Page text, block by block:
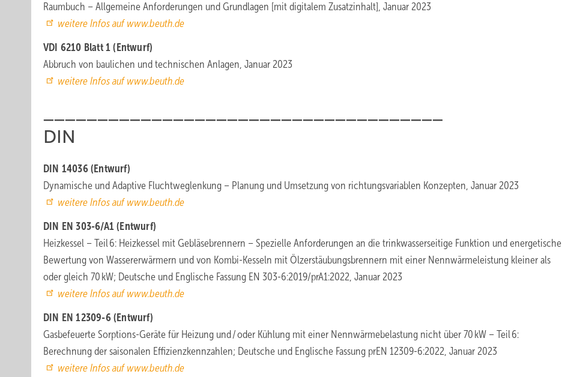
Raumbuch – Allgemeine Anforderungen und Grundlagen [mit digitalem Zusatzinhalt], Januar 2023
weitere Infos auf www.beuth.de
VDI 6210 Blatt 1 (Entwurf)
Abbruch von baulichen und technischen Anlagen, Januar 2023
weitere Infos auf www.beuth.de
DIN
DIN 14036 (Entwurf)
Dynamische und Adaptive Fluchtweglenkung – Planung und Umsetzung von richtungsvariablen Konzepten, Januar 2023
weitere Infos auf www.beuth.de
DIN EN 303-6/A1 (Entwurf)
Heizkessel – Teil 6: Heizkessel mit Gebläsebrennern – Spezielle Anforderungen an die trinkwasserseitige Funktion und energetische
Bewertung von Wassererwärmern und von Kombi-Kesseln mit Ölzerstäubungsbrennern mit einer Nennwärmeleistung kleiner als
oder gleich 70 kW; Deutsche und Englische Fassung EN 303-6:2019/prA1:2022, Januar 2023
weitere Infos auf www.beuth.de
DIN EN 12309-6 (Entwurf)
Gasbefeuerte Sorptions-Geräte für Heizung und / oder Kühlung mit einer Nennwärmebelastung nicht über 70 kW – Teil 6:
Berechnung der saisonalen Effizienzkennzahlen; Deutsche und Englische Fassung prEN 12309-6:2022, Januar 2023
weitere Infos auf www.beuth.de